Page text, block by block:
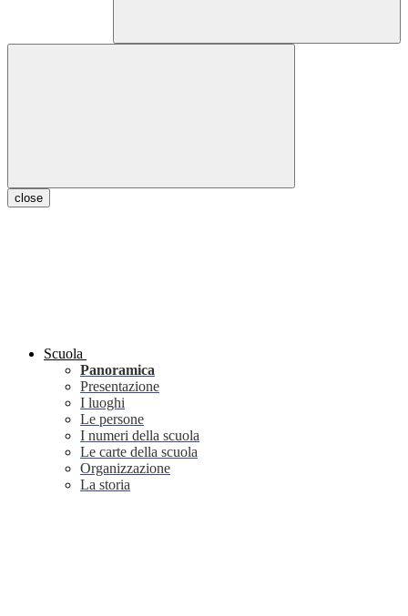
close
Scuola
Panoramica
Presentazione
I luoghi
Le persone
I numeri della scuola
Le carte della scuola
Organizzazione
La storia